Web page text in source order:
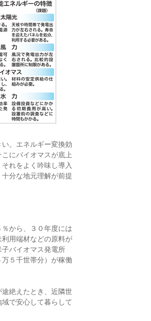
。エネルギー変換効
にバイオマスが底上
れをよく吟味し導入
分な地元理解が前提
から、３０年度には
用端材などの原料が
バイオマス発電所
５千世帯分）が稼働
絶えたとき、近隣世
で安心して暮らして